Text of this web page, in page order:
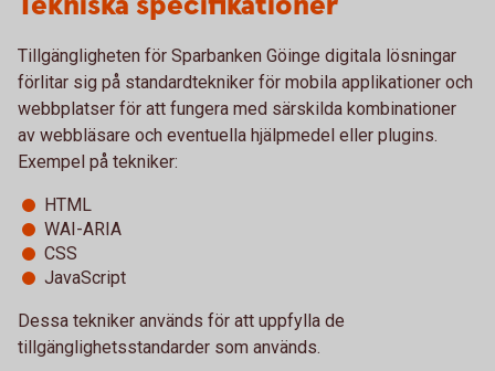
Tillgängligheten för Sparbanken Göinge digitala lösningar
förlitar sig på standardtekniker för mobila applikationer och
webbplatser för att fungera med särskilda kombinationer
av webbläsare och eventuella hjälpmedel eller plugins.
Exempel på tekniker:
HTML
WAI-ARIA
CSS
JavaScript
Dessa tekniker används för att uppfylla de
tillgänglighetsstandarder som används.